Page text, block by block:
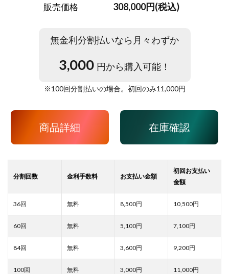
販売価格 308,000円(税込)
無金利分割払いなら月々わずか
3,000 円から購入可能！
※100回分割払いの場合。初回のみ11,000円
商品詳細 在庫確認
8,500 10,500
5,100 7,100
3,600 9,200
3,000 11,000